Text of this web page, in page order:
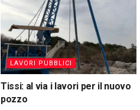
LAVORI PUBBLICI
Tissi: al via i lavori per il nuovo
pozzo